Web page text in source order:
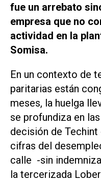
fue un arrebato
empresa que no
actividad en la
Somisa.
En un contexto de
paritarias están
meses, la huelga
se profundiza en
decisión de
cifras del
calle -sin
la tercerizada